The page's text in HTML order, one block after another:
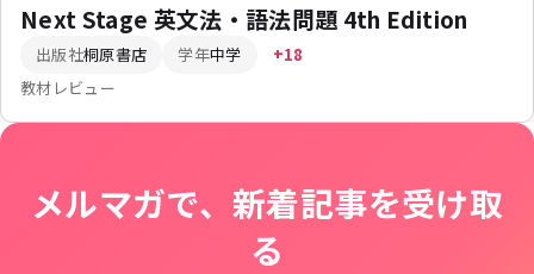
Next Stage 英文法・語法問題 4th Edition
出版社桐原書店 学年中学 +18
教材レビュー
メルマガで、新着記事を受け取
る